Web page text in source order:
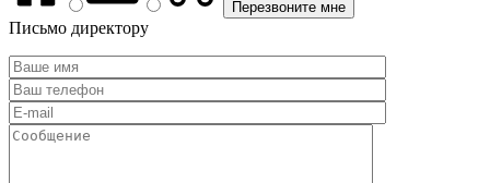
Письмо директору